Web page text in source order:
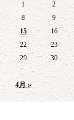
4月 »
1
2
8
9
15
16
22
23
29
30